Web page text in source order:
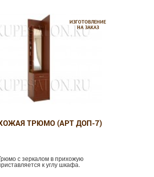
ИЗГОТОВЛЕНИЕ
НА ЗАКАЗ
ТРЮМО (АРТ ДОП-7)
с зеркалом в прихожую
к углу шкафа.